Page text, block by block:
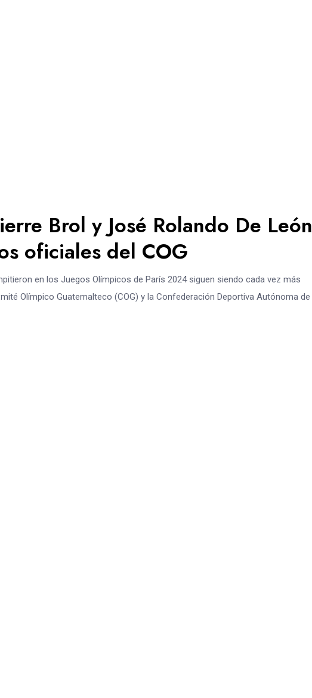
Brol y José Rolando De León
oficiales del COG
en los Juegos Olímpicos de París 2024 siguen siendo cada vez más
Olímpico Guatemalteco (COG) y la Confederación Deportiva Autónoma de